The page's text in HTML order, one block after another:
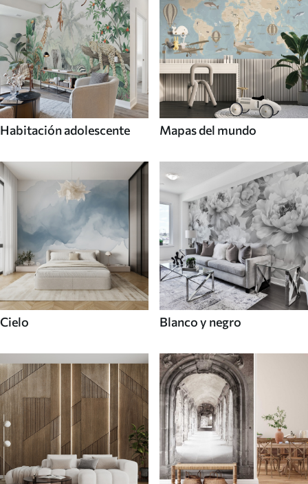
Habitación adolescente Mapas del mundo
Cielo Blanco y negro